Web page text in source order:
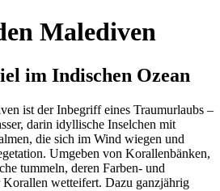
Malediven
im Indischen Ozean
ist der Inbegriff eines Traumurlaubs –
darin idyllische Inselchen mit
die sich im Wind wiegen und
Umgeben von Korallenbänken,
tummeln, deren Farben- und
wetteifert. Dazu ganzjährig